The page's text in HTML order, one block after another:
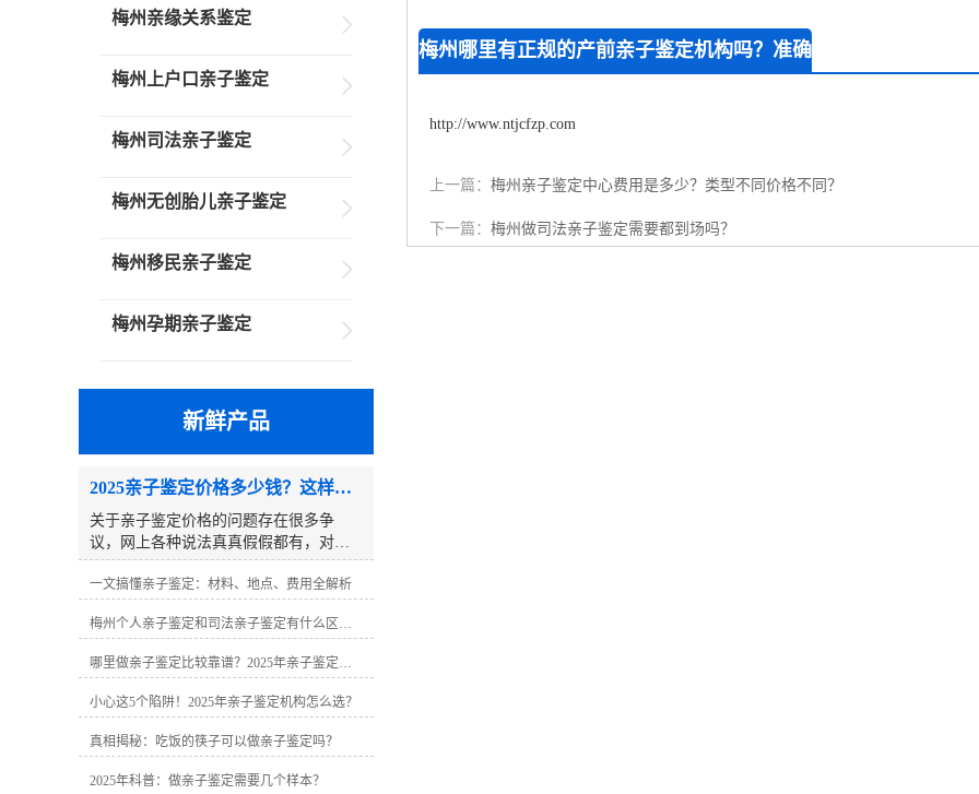
梅州哪里有正规的产前亲子鉴定机构吗？准确
http://www.ntjcfzp.com
上一篇： 梅州亲子鉴定中心费用是多少？类型不同价格不同？
下一篇： 梅州做司法亲子鉴定需要都到场吗？
梅州亲缘关系鉴定
梅州上户口亲子鉴定
梅州司法亲子鉴定
梅州无创胎儿亲子鉴定
梅州移民亲子鉴定
梅州孕期亲子鉴定
新鲜产品
2025亲子鉴定价格多少钱？这样选省一半钱
关于亲子鉴定价格的问题存在很多争
议，网上各种说法真真假假都有，对于
第一次接触亲子鉴定的当事人来说很难
分辨，到底做一个亲子鉴定需要多少
个固定数字，因为具体的亲子鉴定价格
往往因地区、鉴定类型、样本数量、鉴
定样本、附加服务等因素而异。2025亲
子鉴定价格多少钱？这样选省一半
钱 一、不同类型亲子鉴定价格区间
（2025年正规机构指导价）�� 司法亲
子鉴定• 父子二联体：2400-2800元（含
法律效力）• 父母子三联体：3000-3900
一文搞懂亲子鉴定：材料、地点、费用全解析
梅州个人亲子鉴定和司法亲子鉴定有什么区别？
哪里做亲子鉴定比较靠谱？2025年亲子鉴定机构指南
小心这5个陷阱！2025年亲子鉴定机构怎么选？
真相揭秘：吃饭的筷子可以做亲子鉴定吗？
2025年科普：做亲子鉴定需要几个样本？